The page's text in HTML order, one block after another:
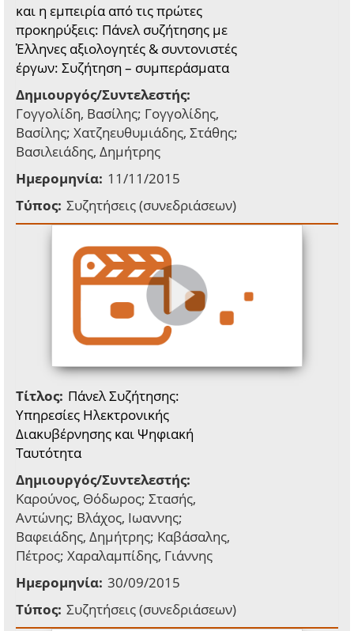
και η εμπειρία από τις πρώτες
προκηρύξεις: Πάνελ συζήτησης με
Έλληνες αξιολογητές & συντονιστές
έργων: Συζήτηση – συμπεράσματα
Δημιουργός/Συντελεστής:
Γογγολίδη, Βασίλης; Γογγολίδης,
Βασίλης; Χατζηευθυμιάδης, Στάθης;
Βασιλειάδης, Δημήτρης
Ημερομηνία: 11/11/2015
Τύπος: Συζητήσεις (συνεδριάσεων)
Τίτλος: Πάνελ Συζήτησης:
Υπηρεσίες Ηλεκτρονικής
Διακυβέρνησης και Ψηφιακή
Ταυτότητα
Δημιουργός/Συντελεστής:
Καρούνος, Θόδωρος; Στασής,
Αντώνης; Βλάχος, Ιωαννης;
Βαφειάδης, Δημήτρης; Καβάσαλης,
Πέτρος; Χαραλαμπίδης, Γιάννης
Ημερομηνία: 30/09/2015
Τύπος: Συζητήσεις (συνεδριάσεων)